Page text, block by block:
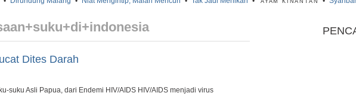
AYAM KINANTAN
Dites Darah
suku Asli Papua, dari Endemi HIV/AIDS HIV/AIDS menjadi virus